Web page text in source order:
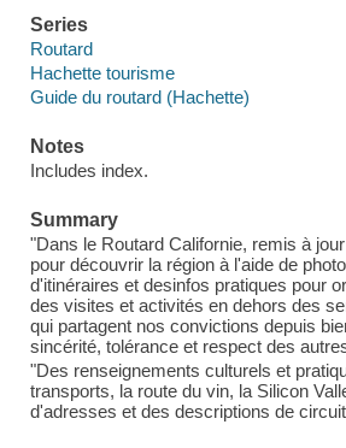
Series
Routard
Hachette tourisme
Guide du routard (Hachette)
Notes
Includes index.
Summary
"Dans le Routard Californie, remis à
pour découvrir la région à l'aide de
d'itinéraires et desinfos pratiques pour
des visites et activités en dehors des
qui partagent nos convictions depuis
sincérité, tolérance et respect des
"Des renseignements culturels et
transports, la route du vin, la Silicon
d'adresses et des descriptions de